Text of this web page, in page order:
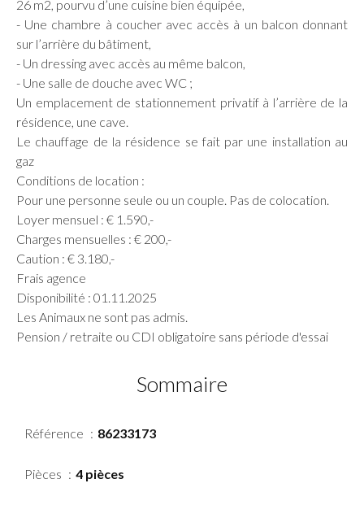
26 m2, pourvu d’une cuisine bien équipée,
- Une chambre à coucher avec accès à un balcon donnant
sur l’arrière du bâtiment,
- Un dressing avec accès au même balcon,
- Une salle de douche avec WC ;
Un emplacement de stationnement privatif à l’arrière de la
résidence, une cave.
Le chauffage de la résidence se fait par une installation au
gaz
Conditions de location :
Pour une personne seule ou un couple. Pas de colocation.
Loyer mensuel : € 1.590,-
Charges mensuelles : € 200,-
Caution : € 3.180,-
Frais agence
Disponibilité : 01.11.2025
Les Animaux ne sont pas admis.
Pension / retraite ou CDI obligatoire sans période d'essai
Sommaire
Référence 86233173
Pièces 4 pièces